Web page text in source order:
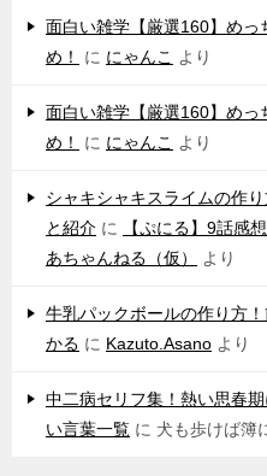
面白い雑学【厳選160】めっ
め！
に にゃんこ より
面白い雑学【厳選160】めっ
め！
に にゃんこ より
シャキシャキスライムの作
と紹介 に
【ぷにる】9話感
あちゃんねる（仮）
より
牛乳パックボールの作り方
かる に Kazuto.Asano より
中二病セリフ集！熱い思春
い言葉一覧 に 犬も歩けば簿